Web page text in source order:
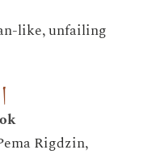
like, unfailing
Rigdzin,